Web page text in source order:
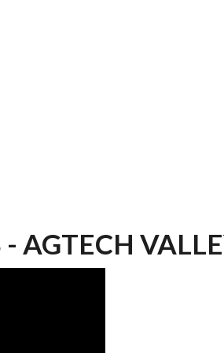
AGTECH